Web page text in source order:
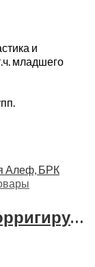
и
младшего
Бриджи для похудения корригирующие Алеф, БРК